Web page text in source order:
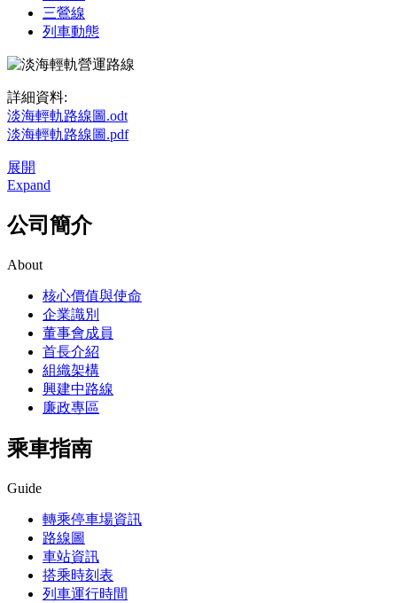
三鶯線
列車動態
詳細資料:
淡海輕軌路線圖.odt
淡海輕軌路線圖.pdf
展開
Expand
公司簡介
About
核心價值與使命
企業識別
董事會成員
首長介紹
組織架構
興建中路線
廉政專區
乘車指南
Guide
轉乘停車場資訊
路線圖
車站資訊
搭乘時刻表
列車運行時間